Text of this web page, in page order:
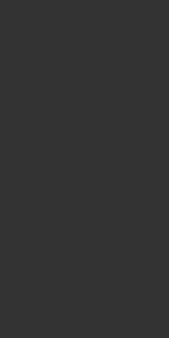
für Fahrgäste
investiert weiter in den
und
Wochen insgesamt 23
im
…